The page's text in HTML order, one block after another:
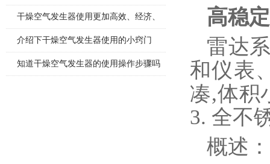
干燥空气发生器使用更加高效、经济、
安全、环保
介绍下干燥空气发生器使用的小窍门
知道干燥空气发生器的使用操作步骤吗
高稳
雷达
和仪表
凑,体积
3. 全不
概述：